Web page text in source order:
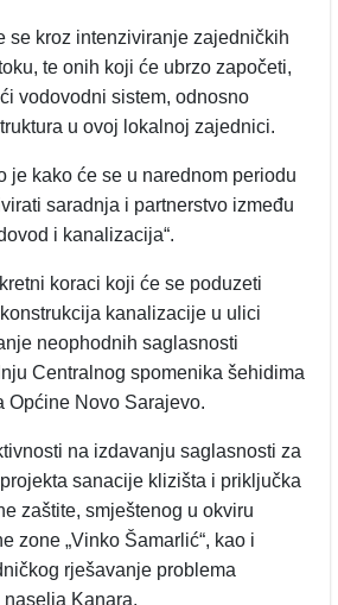
se kroz intenziviranje zajedničkih
te onih koji će ubrzo započeti,
vodovodni sistem, odnosno
u ovoj lokalnoj zajednici.
je kako će se u narednom periodu
saradnja i partnerstvo između
i kanalizacija“.
koraci koji će se poduzeti
kanalizacije u ulici
neophodnih saglasnosti
Centralnog spomenika šehidima
Općine Novo Sarajevo.
na izdavanju saglasnosti za
sanacije klizišta i priključka
zaštite, smještenog u okviru
zone „Vinko Šamarlić“, kao i
rješavanje problema
Kanara.